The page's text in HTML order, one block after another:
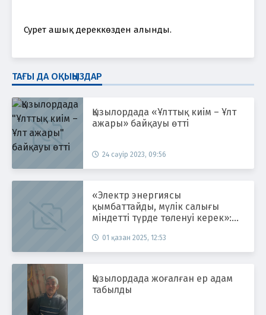
Сурет ашық дереккөзден алынды.
ТАҒЫ ДА ОҚЫҢЫЗДАР
Қызылордада «Ұлттық киім – Ұлт
ажары» байқауы өтті
24 сәуір 2023, 09:56
«Электр энергиясы
қымбаттайды, мүлік салығы
міндетті түрде төленуі керек»:
өзгереді
01 қазан 2025, 12:53
Қызылордада жоғалған ер адам
табылды